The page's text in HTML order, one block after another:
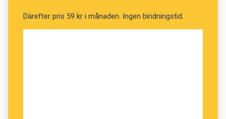
Därefter pris 59 kr i månaden. Ingen bindningstid.